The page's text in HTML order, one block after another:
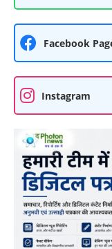
Facebook
Instagram